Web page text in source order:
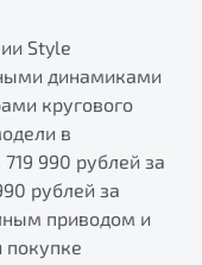
Style
динамиками
кругового
в
990 рублей за
рублей за
приводом и
покупке